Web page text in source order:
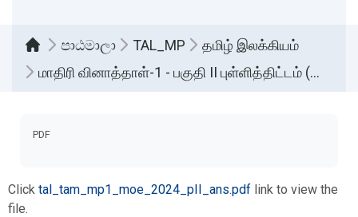
පාඨමාලා TAL_MP
தமிழ் இலக்கியம்
மாதிரி வினாத்தாள்-1 - பகுதி II புள்ளித்திட்டம் (கல்வி அமைச்சு - தமிழ்மொழி அலகு)-2024
PDF
Click tal_tam_mp1_moe_2024_pII_ans.pdf link to view the
file.